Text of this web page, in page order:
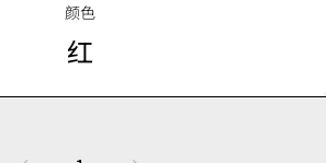
颜色
红